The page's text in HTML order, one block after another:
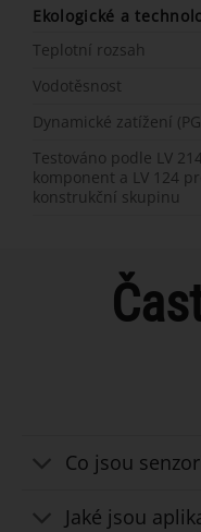
Ekologické a
Teplotní rozsah
Vodotěsnost
Dynamické zatížení
Testováno podle LV
komponent a LV 124
konstrukční skupinu
Co jsou
Jaké jsou